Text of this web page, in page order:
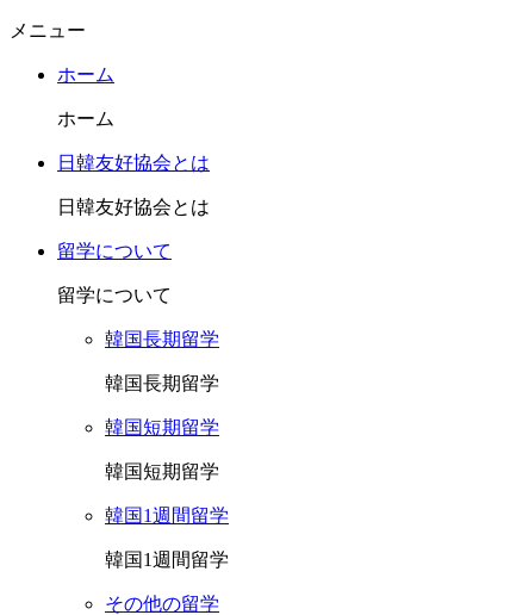
メニュー
ホーム
ホーム
日韓友好協会とは
日韓友好協会とは
留学について
留学について
韓国長期留学
韓国長期留学
韓国短期留学
韓国短期留学
韓国1週間留学
韓国1週間留学
その他の留学